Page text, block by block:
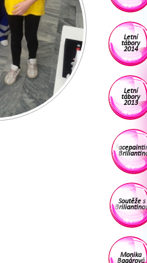
Letní
tábory
2014
Letní
tábory
2013
Soutěže s
Monika
Bagárová